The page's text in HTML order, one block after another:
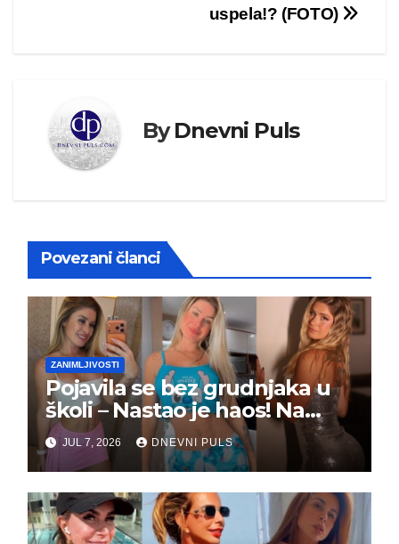
uspela!? (FOTO)
ByDnevni Puls
Povezani članci
ZANIMLJIVOSTI
Pojavila se bez grudnjaka u
školi – Nastao je haos! Na
grupi je majke napale (FOTO)
JUL 7, 2026 DNEVNI PULS